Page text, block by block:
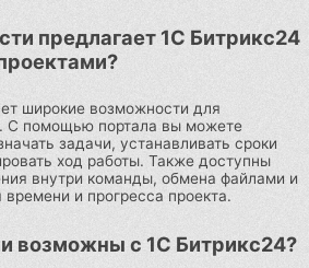
предлагает 1С Битрикс24
широкие возможности для
С помощью портала вы можете
задачи, устанавливать сроки
ход работы. Также доступны
внутри команды, обмена файлами и
и прогресса проекта.
возможны с 1С Битрикс24?